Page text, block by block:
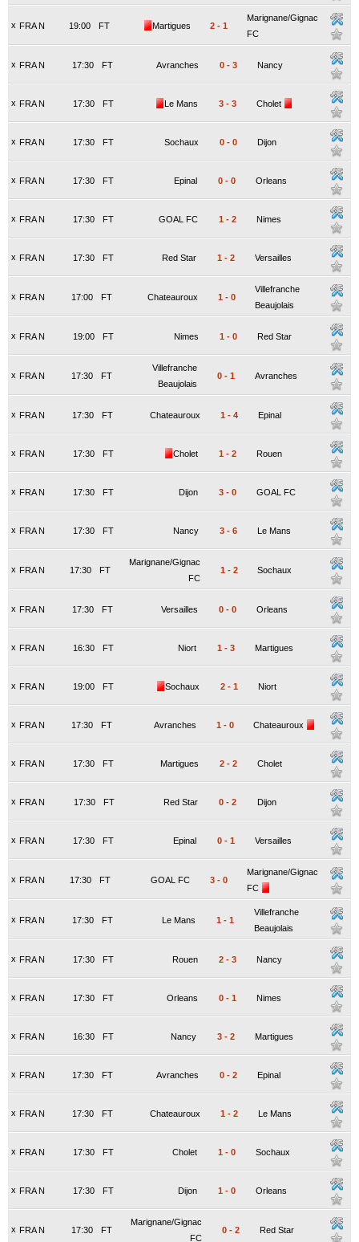
x FRA N FT
19:00 Martigues 2 - 1
Marignane/Gignac
FC
x FRA N FT
17:30 Avranches 0 - 3 Nancy
x FRA N FT
17:30 Le Mans 3 - 3 Cholet
x FRA N FT
17:30 Sochaux 0 - 0 Dijon
x FRA N FT
17:30 Epinal 0 - 0 Orleans
x FRA N FT
17:30 GOAL FC 1 - 2 Nimes
x FRA N FT
17:30 Red Star 1 - 2 Versailles
x FRA N FT
17:00 Chateauroux 1 - 0
Villefranche
Beaujolais
x FRA N FT
19:00 Nimes 1 - 0 Red Star
x FRA N FT
17:30
Villefranche
Beaujolais
0 - 1 Avranches
x FRA N FT
17:30 Chateauroux 1 - 4 Epinal
x FRA N FT
17:30 Cholet 1 - 2 Rouen
x FRA N FT
17:30 Dijon 3 - 0 GOAL FC
x FRA N FT
17:30 Nancy 3 - 6 Le Mans
x FRA N FT
17:30
Marignane/Gignac
FC
1 - 2 Sochaux
x FRA N FT
17:30 Versailles 0 - 0 Orleans
x FRA N FT
16:30 Niort 1 - 3 Martigues
x FRA N FT
19:00 Sochaux 2 - 1 Niort
x FRA N FT
17:30 Avranches 1 - 0 Chateauroux
x FRA N FT
17:30 Martigues 2 - 2 Cholet
x FRA N FT
17:30 Red Star 0 - 2 Dijon
x FRA N FT
17:30 Epinal 0 - 1 Versailles
x FRA N FT
17:30 GOAL FC 3 - 0
Marignane/Gignac
FC
x FRA N FT
17:30 Le Mans 1 - 1
Villefranche
Beaujolais
x FRA N FT
17:30 Rouen 2 - 3 Nancy
x FRA N FT
17:30 Orleans 0 - 1 Nimes
x FRA N FT
16:30 Nancy 3 - 2 Martigues
x FRA N FT
17:30 Avranches 0 - 2 Epinal
x FRA N FT
17:30 Chateauroux 1 - 2 Le Mans
x FRA N FT
17:30 Cholet 1 - 0 Sochaux
x FRA N FT
17:30 Dijon 1 - 0 Orleans
x FRA N FT
17:30
Marignane/Gignac
FC
0 - 2 Red Star